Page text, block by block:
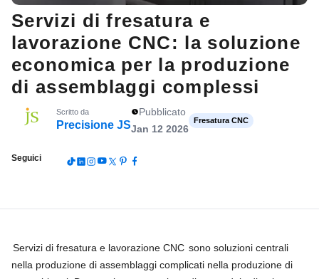
Servizi di fresatura e
lavorazione CNC: la soluzione
economica per la produzione
di assemblaggi complessi
Scritto da
Precisione JS
Pubblicato
Jan 12 2026
Fresatura CNC
Seguici
Servizi di fresatura e lavorazione CNC sono soluzioni centrali
nella produzione di assemblaggi complicati nella produzione di